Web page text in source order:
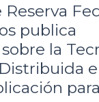
Reserva
publica
la